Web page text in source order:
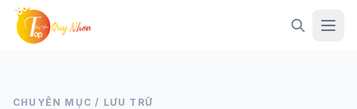
Mở
CHUYÊN MỤC / LƯU TRỮ